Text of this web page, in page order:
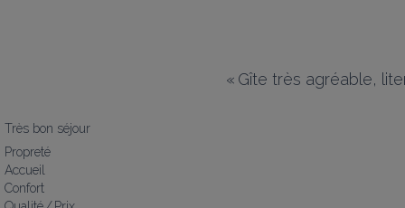
« Gîte très agréable,
Très bon séjour
Propreté
Accueil
Confort